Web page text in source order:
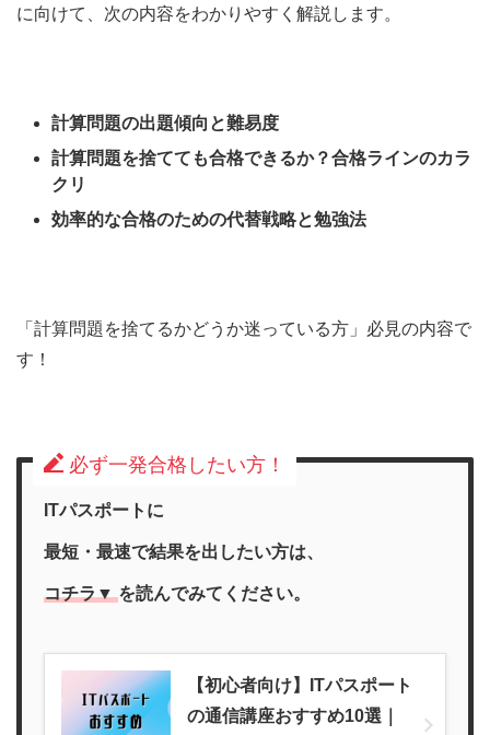
に向けて、次の内容をわかりやすく解説します。
計算問題の出題傾向と難易度
計算問題を捨てても合格できるか？合格ラインのカラ
クリ
効率的な合格のための代替戦略と勉強法
「計算問題を捨てるかどうか迷っている方」必見の内容で
す！
必ず一発合格したい方！
ITパスポートに
最短・最速で結果を出したい方は、
コチラ▼を読んでみて ください。
【初心者向け】ITパスポート
の通信講座おすすめ10選｜